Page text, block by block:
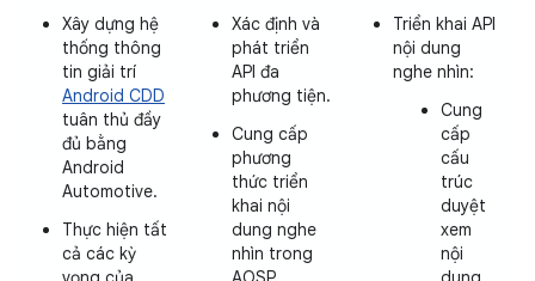
Xây dựng hệ
thống thông
tin giải trí
Android CDD
tuân thủ đầy
đủ bằng
Android
Automotive.
Thực hiện tất
cả các kỳ
Xác định và
phát triển
API đa
phương tiện.
Cung cấp
phương
thức triển
khai nội
dung nghe
nhìn trong
Triển khai API
nội dung
nghe nhìn:
Cung
cấp
cấu
trúc
duyệt
xem
nội